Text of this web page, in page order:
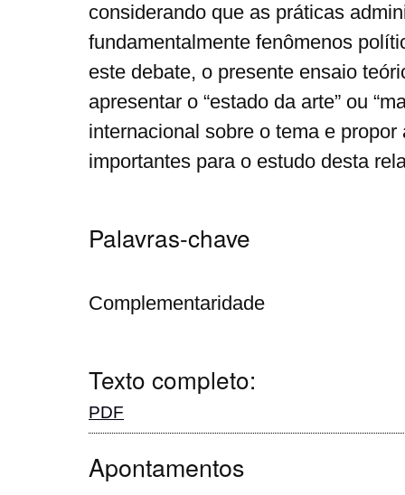
considerando que as práticas
fundamentalmente fenômenos
este debate, o presente ensaio
apresentar o “estado da arte” ou
internacional sobre o tema e
importantes para o estudo desta
Palavras-chave
Complementaridade
Texto completo:
PDF
Apontamentos